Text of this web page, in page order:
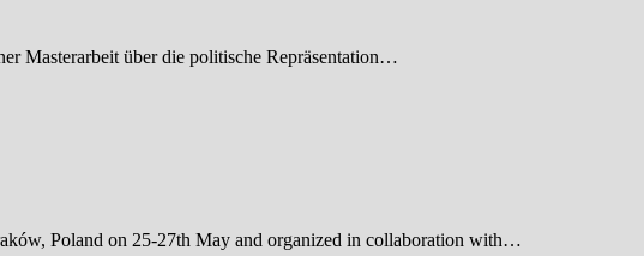
Masterarbeit über die politische Repräsentation…
Poland on 25-27th May and organized in collaboration with…